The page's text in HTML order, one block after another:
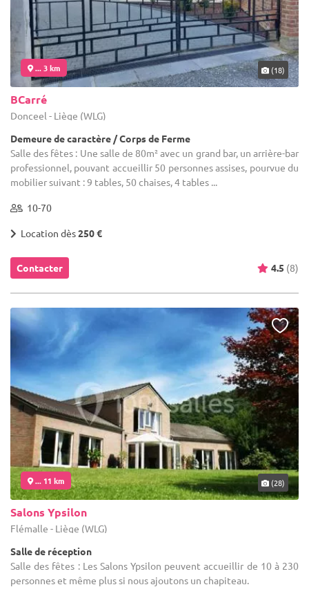
... 3 km (18)
BCarré
Donceel - Liège (WLG)
Demeure de caractère / Corps de Ferme
Salle des fêtes : Une salle de 80m² avec un grand bar, un arrière-bar
professionnel, pouvant accueillir 50 personnes assises, pourvue du
mobilier suivant : 9 tables, 50 chaises, 4 tables ...
10-70
Location dès250 €
Contacter 4.5 (8)
... 11 km (28)
Salons Ypsilon
Flémalle - Liège (WLG)
Salle de réception
Salle des fêtes : Les Salons Ypsilon peuvent accueillir de 10 à 230
personnes et même plus si nous ajoutons un chapiteau.